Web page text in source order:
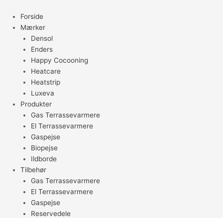
indholdet
Forside
Mærker
Densol
Enders
Happy Cocooning
Heatcare
Heatstrip
Luxeva
Produkter
Gas Terrassevarmere
El Terrassevarmere
Gaspejse
Biopejse
Ildborde
Tilbehør
Gas Terrassevarmere
El Terrassevarmere
Gaspejse
Reservedele